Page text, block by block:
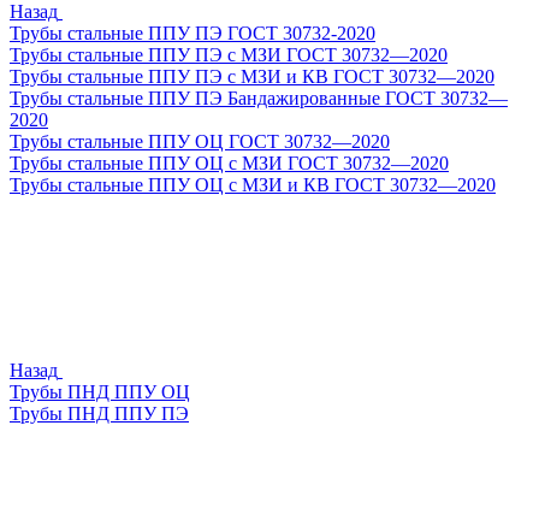
Назад
Трубы стальные ППУ ПЭ ГОСТ 30732-2020
Трубы стальные ППУ ПЭ с МЗИ ГОСТ 30732—2020
Трубы стальные ППУ ПЭ с МЗИ и КВ ГОСТ 30732—2020
Трубы стальные ППУ ПЭ Бандажированные ГОСТ 30732—
2020
Трубы стальные ППУ ОЦ ГОСТ 30732—2020
Трубы стальные ППУ ОЦ с МЗИ ГОСТ 30732—2020
Трубы стальные ППУ ОЦ с МЗИ и КВ ГОСТ 30732—2020
Назад
Трубы ПНД ППУ ОЦ
Трубы ПНД ППУ ПЭ